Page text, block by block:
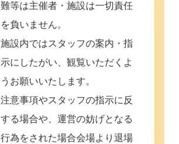
難等は主催者・施設は一切責任
を負いません。
施設内ではスタッフの案内・指
示にしたがい、観覧いただくよ
うお願いいたします。
注意事項やスタッフの指示に反
する場合や、運営の妨げとなる
行為をされた場合会場より退場